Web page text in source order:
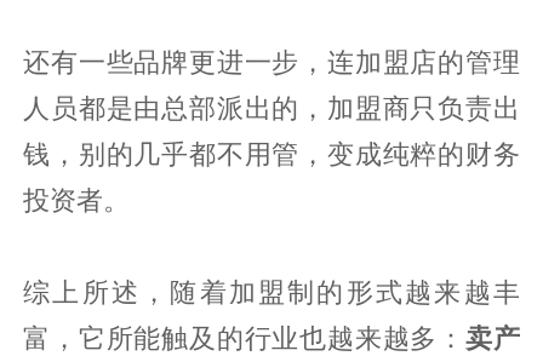
还有一些品牌更进一步，连加盟店的管理
人员都是由总部派出的，加盟商只负责出
钱，别的几乎都不用管，变成纯粹的财务
投资者。
综上所述，随着加盟制的形式越来越丰
富，它所能触及的行业也越来越多：卖产